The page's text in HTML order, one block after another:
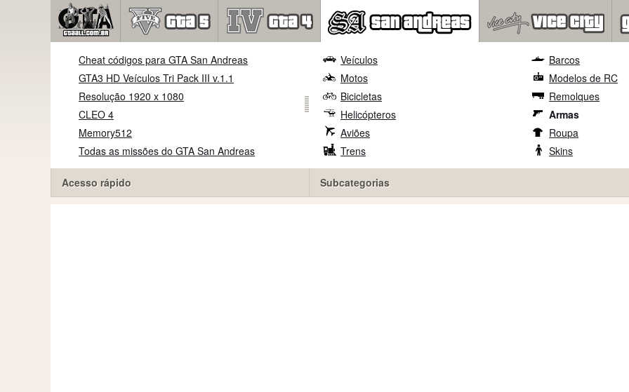
Cheat códigos para GTA San Andreas
GTA3 HD Veículos Tri Pack III v.1.1
Resolução 1920 x 1080
CLEO 4
Memory512
Todas as missões do GTA San Andreas
Acesso rápido
Veículos
Motos
Bicicletas
Helicópteros
Aviões
Trens
Barcos
Modelos de RC
Remolques
Armas
Roupa
Skins
Subcategorias